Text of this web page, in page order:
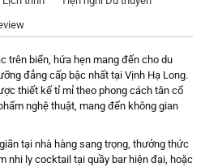
trên biển, hứa hẹn mang đến cho du
đẳng cấp bậc nhất tại Vịnh Hạ Long.
thiết kế tỉ mỉ theo phong cách tân cổ
nghệ thuật, mang đến không gian
tại nhà hàng sang trọng, thưởng thức
nhi ly cocktail tại quầy bar hiện đại, hoặc